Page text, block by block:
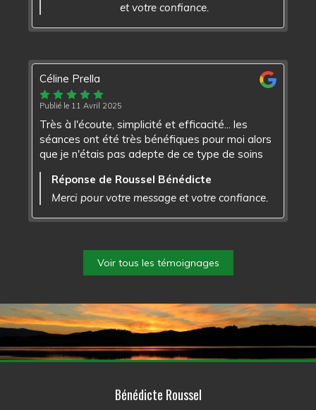
et votre confiance.
Céline Prella
Publié le 11 Avril 2025
Très à l'écoute, simplicité et efficacité... les
séances ont été très bénéfiques pour moi alors
que je n'étais pas adepte de ce type de soins
Réponse de Roussel Bénédicte
Merci pour votre message et votre confiance.
Voir tous les témoignages
Bénédicte Roussel